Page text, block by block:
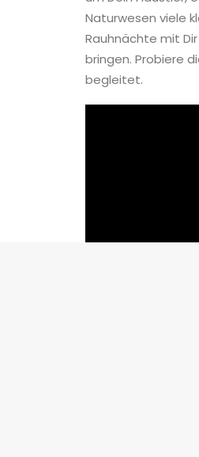
Naturwesen viele
Rauhnächte mit
bringen. Probiere
begleitet.